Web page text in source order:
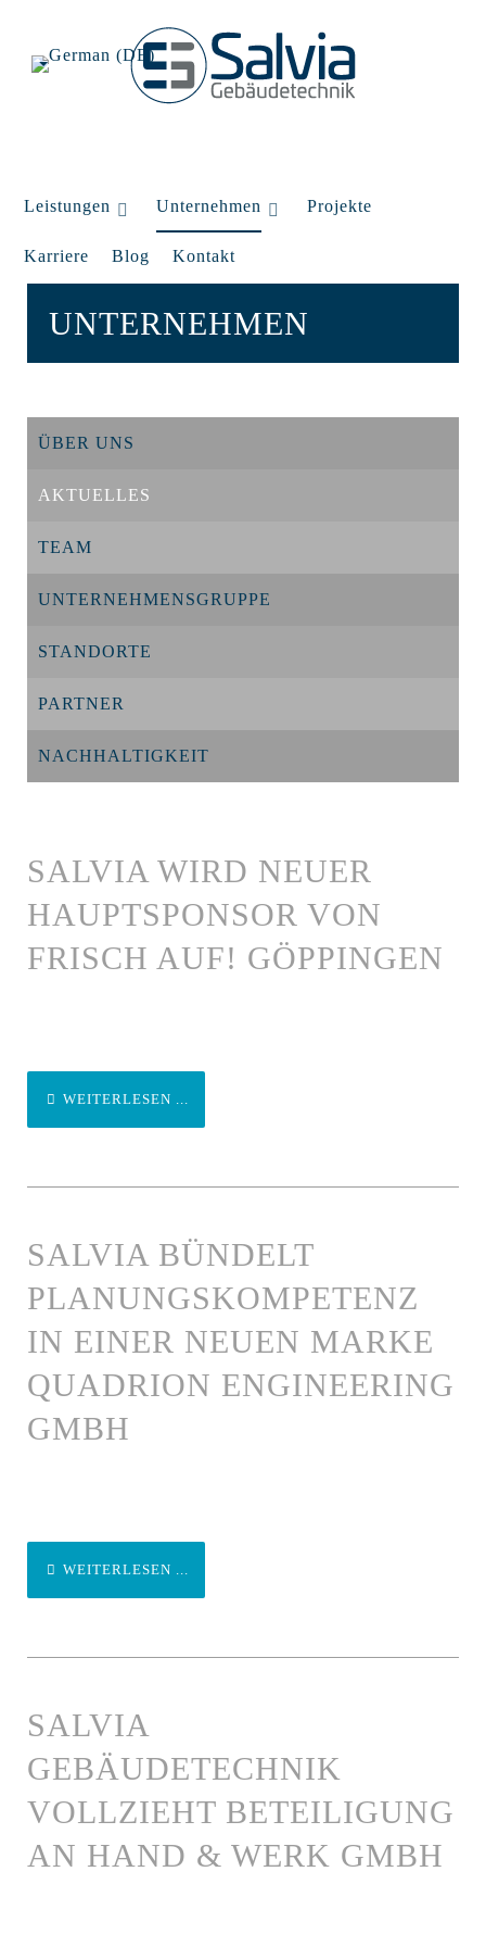
Leistungen Unternehmen Projekte
Karriere Blog Kontakt
UNTERNEHMEN
ÜBER UNS
AKTUELLES
TEAM
UNTERNEHMENSGRUPPE
STANDORTE
PARTNER
NACHHALTIGKEIT
SALVIA WIRD NEUER
HAUPTSPONSOR VON
FRISCH AUF! GÖPPINGEN
WEITERLESEN ...
SALVIA BÜNDELT
PLANUNGSKOMPETENZ
IN EINER NEUEN MARKE
QUADRION ENGINEERING
GMBH
WEITERLESEN ...
SALVIA
GEBÄUDETECHNIK
VOLLZIEHT BETEILIGUNG
AN HAND & WERK GMBH